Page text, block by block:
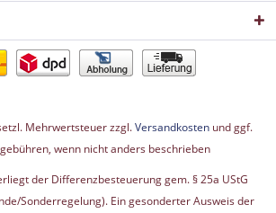
Mehrwertsteuer zzgl.Versandkosten und ggf.
wenn nicht anders beschrieben
der Differenzbesteuerung gem. § 25a UStG
Sonderregelung). Ein gesonderter Ausweis der